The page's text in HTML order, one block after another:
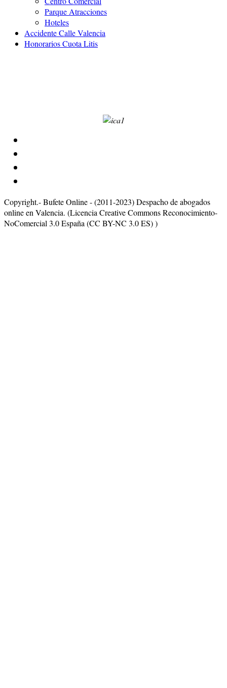
Parque Atracciones
Hoteles
Accidente Calle Valencia
Honorarios Cuota Litis
Copyright.- Bufete Online - (2011-2023) Despacho de abogados
online en Valencia. (Licencia Creative Commons Reconocimiento-
NoComercial 3.0 España (CC BY-NC 3.0 ES) )